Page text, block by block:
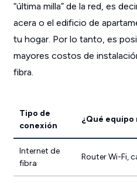
“última milla” de la red, es
acera o el edificio de
tu hogar. Por lo tanto, es
mayores costos de
fibra.
Tipo de
conexión
¿Qué equipo
Internet de
fibra
Router Wi-Fi,